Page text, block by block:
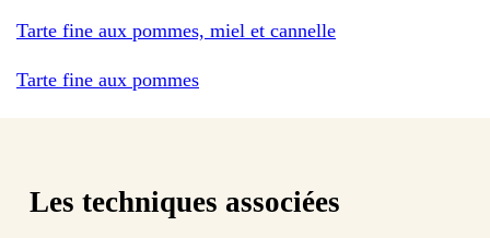
Tarte fine aux pommes, miel et cannelle
Tarte fine aux pommes
Les techniques associées